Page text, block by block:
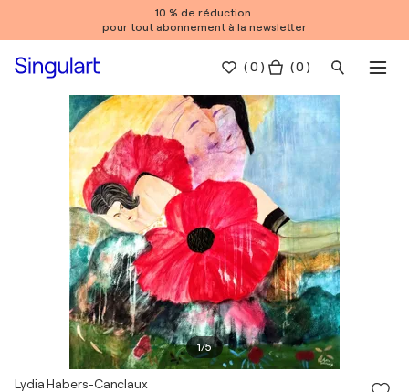
10 % de réduction
pour tout abonnement à la newsletter
(0 ) ( 0 )
1/5
Lydia Habers-Canclaux